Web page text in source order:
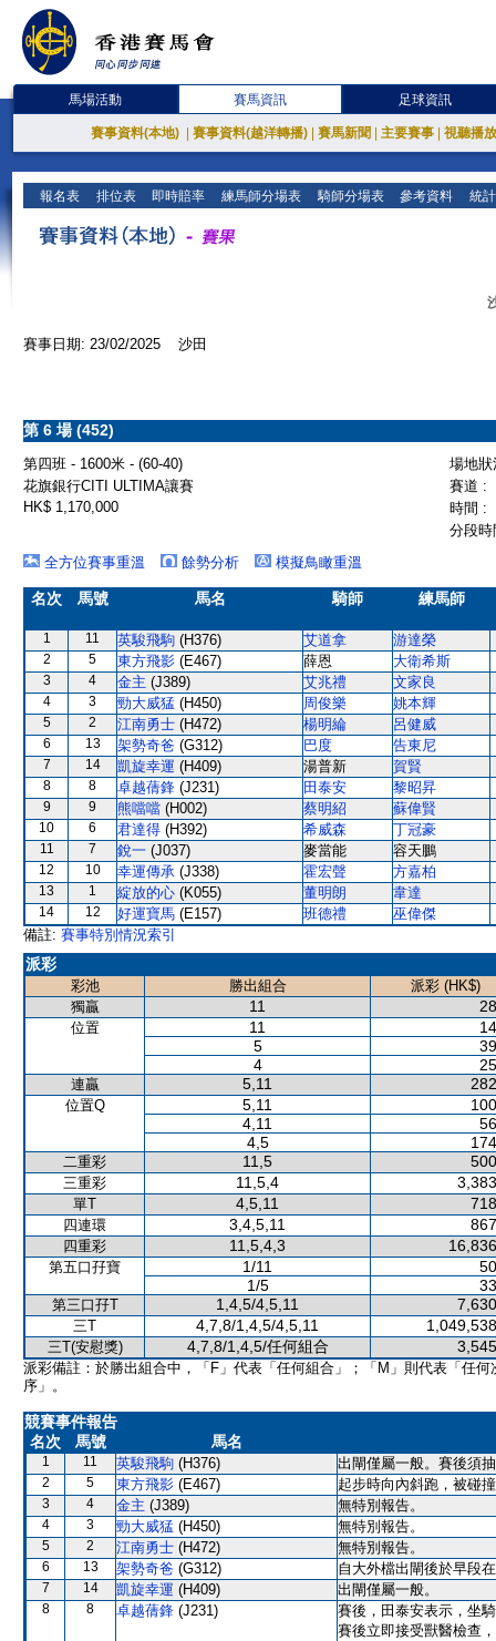
馬場活動 賽馬資訊 足球資訊
賽事資料(本地) 賽事資料(越洋轉播) 賽馬新聞 主要賽事 視聽播
報名表 排位表 即時賠率 練馬師分場表 騎師分場表 參考資料 統
賽事日期: 23/02/2025 沙田
第 6 場 (452)
第四班 - 1600米 - (60-40)
場地
花旗銀行CITI ULTIMA讓賽
賽道 :
HK$ 1,170,000
時間 :
分段
全方位賽事重溫
餘勢分析 模擬鳥瞰重溫
名次 馬號 馬名 騎師 練馬師
1 11 英駿飛駒 (H376) 艾道拿 游達榮
2 5 東方飛影 (E467) 薛恩 大衛希斯
3 4 金主 (J389) 艾兆禮 文家良
4 3 勁大威猛 (H450) 周俊樂 姚本輝
5 2 江南勇士 (H472) 楊明綸 呂健威
6 13 架勢奇爸 (G312) 巴度 告東尼
7 14 凱旋幸運 (H409) 湯普新 賀賢
8 8 卓越蒨鋒 (J231) 田泰安 黎昭昇
9 9 熊噹噹 (H002) 蔡明紹 蘇偉賢
10 6 君達得 (H392) 希威森 丁冠豪
11 7 銳一 (J037) 麥當能 容天鵬
12 10 幸運傳承 (J338) 霍宏聲 方嘉柏
13 1 綻放的心 (K055) 董明朗 韋達
14 12 好運寶馬 (E157) 班德禮
巫偉傑
備註: 賽事特別情況索引
派彩
彩池 勝出組合
派彩 (HK$)
獨贏
11
位置 11
5
4
連贏 5,11
位置Q 5,11
4,11
4,5
二重彩 11,5
三重彩 11,5,4
單T 4,5,11
四連環 3,4,5,11
四重彩 11,5,4,3
第五口孖寶 1/11
1/5
第三口孖T 1,4,5/4,5,11
三T 4,7,8/1,4,5/4,5,11
三T(安慰獎) 4,7,8/1,4,5/任何組合
派彩備註：於勝出組合中，「F」代表「任何組合」；「M」則代表「任何
序」。
競賽事件報告
名次
馬號 馬名
1 11 英駿飛駒 (H376) 出閘僅屬一般。賽後須
2 5 東方飛影 (E467) 起步時向內斜跑，被碰
3 4 金主 (J389) 無特別報告。
4 3 勁大威猛 (H450) 無特別報告。
5 2 江南勇士 (H472) 無特別報告。
6 13 架勢奇爸 (G312) 自大外檔出閘後於早段
7 14 凱旋幸運 (H409) 出閘僅屬一般。
8 8 卓越蒨鋒 (J231)
賽後，田泰安表示，坐
賽後立即接受獸醫檢查